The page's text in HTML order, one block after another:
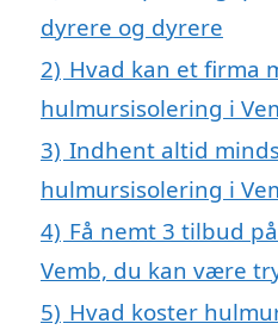
dyrere og dyrere
2) Hvad kan et firma
hulmursisolering i
3) Indhent altid
hulmursisolering i
4) Få nemt 3 tilbud
Vemb, du kan være
5) Hvad koster